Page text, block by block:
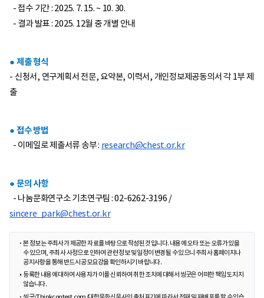
- 접수 기간 : 2025. 7. 15. ~ 10. 30.
- 결과 발표 : 2025. 12월 중 개별 안내
● 제출 형식
- 신청서, 연구계획서 전문, 요약본, 이력서, 개인정보제공동의서 각 1부 제
출
● 접수 방법
- 이메일로 제출서류 송부 : research@chest.or.kr
● 문의 사항
- 나눔문화연구소 기초연구팀 : 02-6262-3196 /
sincere_park@chest.or.kr
본 정보는 주최사가 제공한 자료를 바탕으로 작성된 것입니다. 내용에 오타 또는 오류가 있을
수 있으며, 주최사 사정으로 인하여 관련 정보 및 일정이 변경될 수 있으니 주최사 홈페이지나
공지사항을 통해 반드시 공모요강을 확인하시기 바랍니다.
등록한 내용에 대하여 사용자가 이를 신뢰하여 취한 조치에 대해서 씽굿은 어떠한 책임도 지지
않습니다.